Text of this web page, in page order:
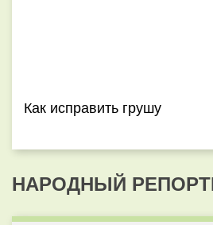
Как исправить грушу
НАРОДНЫЙ